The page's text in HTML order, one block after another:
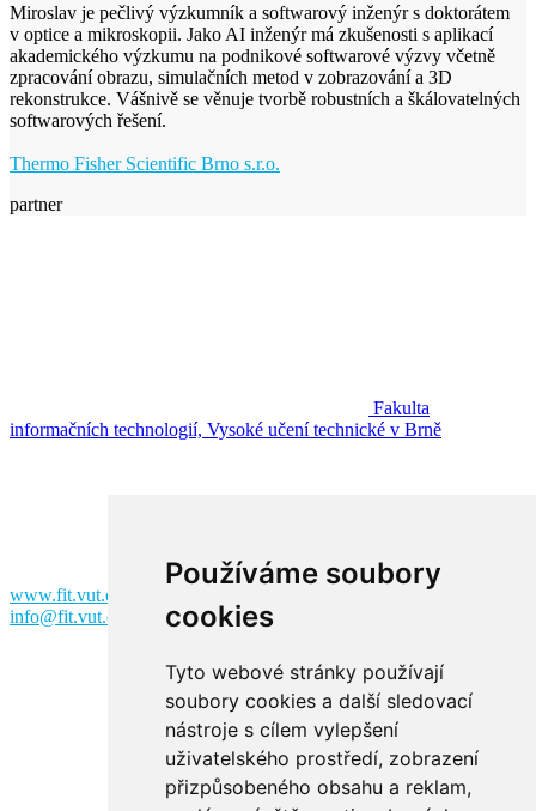
Používáme soubory
cookies
Tyto webové stránky používají
soubory cookies a další sledovací
nástroje s cílem vylepšení
uživatelského prostředí, zobrazení
přizpůsobeného obsahu a reklam,
Miroslav je pečlivý výzkumník a softwarový inženýr s doktorátem
v optice a mikroskopii. Jako AI inženýr má zkušenosti s aplikací
akademického výzkumu na podnikové softwarové výzvy včetně
zpracování obrazu, simulačních metod v zobrazování a 3D
rekonstrukce. Vášnivě se věnuje tvorbě robustních a škálovatelných
softwarových řešení.
Thermo Fisher Scientific Brno s.r.o.
partner
Fakulta
informačních technologií, Vysoké učení technické v Brně
www.fit.vut.cz
info@fit.vut.cz